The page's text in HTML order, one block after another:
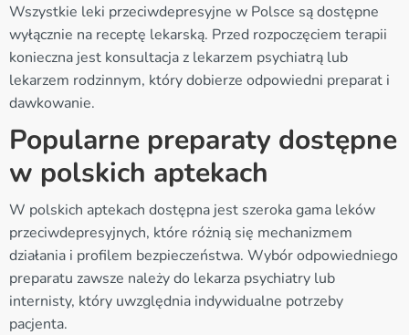
Wszystkie leki przeciwdepresyjne w Polsce są dostępne
wyłącznie na receptę lekarską. Przed rozpoczęciem terapii
konieczna jest konsultacja z lekarzem psychiatrą lub
lekarzem rodzinnym, który dobierze odpowiedni preparat i
dawkowanie.
Popularne preparaty dostępne
w polskich aptekach
W polskich aptekach dostępna jest szeroka gama leków
przeciwdepresyjnych, które różnią się mechanizmem
działania i profilem bezpieczeństwa. Wybór odpowiedniego
preparatu zawsze należy do lekarza psychiatry lub
internisty, który uwzględnia indywidualne potrzeby
pacjenta.